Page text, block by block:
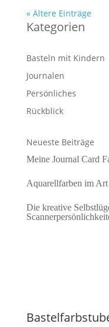
« Ältere Einträge
Kategorien
Basteln mit Kindern
Journalen
Persönliches
Rückblick
Neueste Beiträge
Meine Journal Card
Aquarellfarben im Art
Die kreative